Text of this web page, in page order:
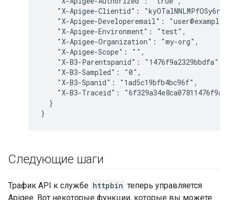
"X-Apigee-Clientid":
"X-Apigee-Developeremail":
    "X-Apigee-Environment": "test",
    "X-Apigee-Organization": "my-org",
    "X-Apigee-Scope": "",
    "X-B3-Parentspanid": "1476f9a2329bbdfa",
    "X-B3-Sampled": "0",
    "X-B3-Spanid": "1ad5c19bfb4bc96f",
"X-B3-Traceid":
  }
}
Следующие шаги
Трафик API к службе httpbin теперь управляется
Apigee. Вот некоторые функции, которые вы можете